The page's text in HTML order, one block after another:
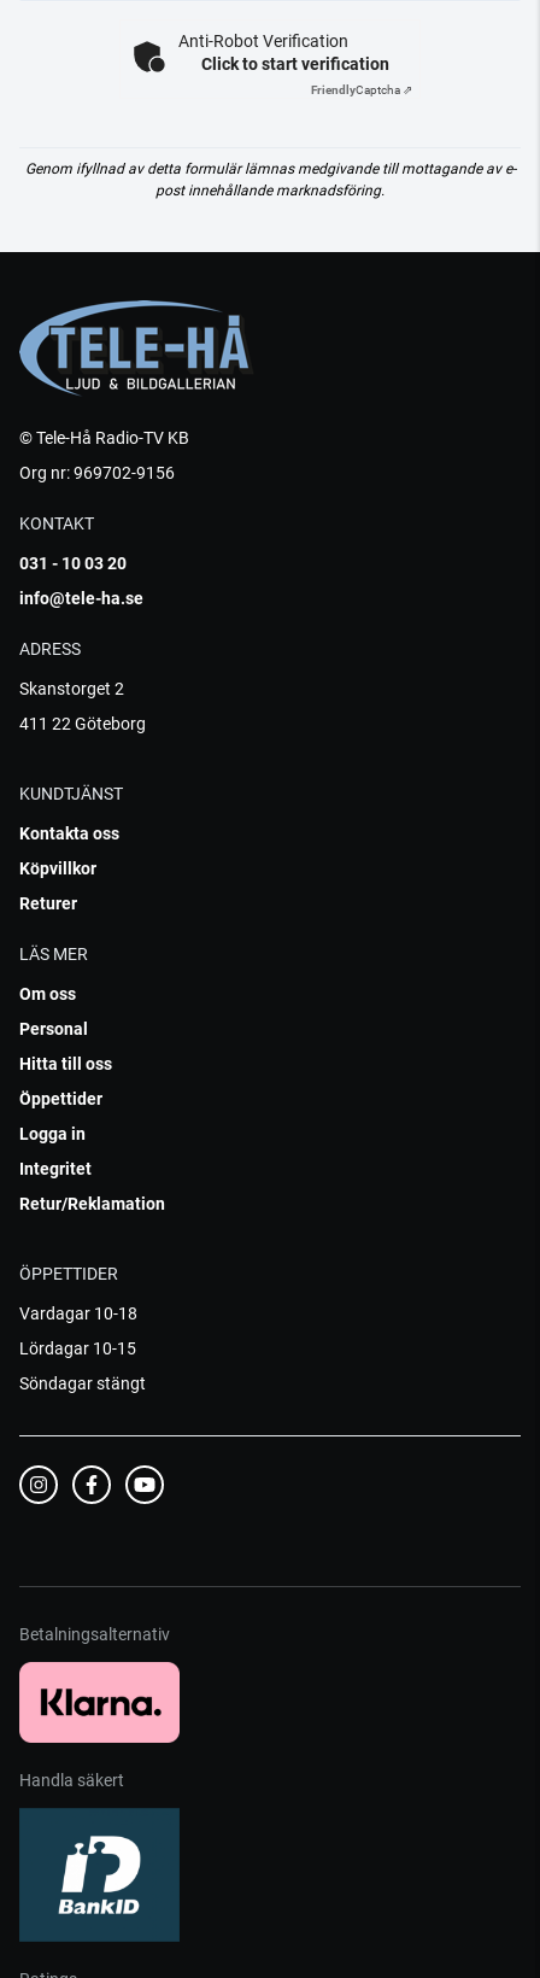
Anti-Robot Verification
Click to start verification
FriendlyCaptcha ⇗
Genom ifyllnad av detta formulär lämnas medgivande till mottagande av e-
post innehållande marknadsföring.
© Tele-Hå Radio-TV KB
Org nr: 969702-9156
KONTAKT
031 - 10 03 20
info@tele-ha.se
ADRESS
Skanstorget 2
411 22 Göteborg
KUNDTJÄNST
Kontakta oss
Köpvillkor
Returer
LÄS MER
Om oss
Personal
Hitta till oss
Öppettider
Logga in
Integritet
Retur/Reklamation
ÖPPETTIDER
Vardagar 10-18
Lördagar 10-15
Söndagar stängt
Betalningsalternativ
Handla säkert